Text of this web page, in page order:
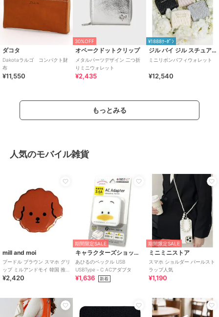
ダコタ
Dakotaラルゴ コンパクト財
布
¥11,550
30%OFF
オペークドットクリップ
メタルパーツデザイン 二つ折
りミニウォレット
¥2,435
¥1888ｸｰﾎﾟﾝ
ジル バイ ジル スチュアート
ミニリボンパフィウォレット
¥12,540
もっとみる
人気のモバイル雑貨
mill and moi
プードル ブラウン スマホ グリ
ップ ミルアンドモイ 韓国 推し
活
¥2,420
期間限定SALE
キャラクターズショップ ラフラフ
あひるのペックル USB
USBType－C ACアダプタ
¥1,636 新着
期間限定SALE
ミニミニストア
スマホ ショルダー パールスト
ラップ人気
¥1,190